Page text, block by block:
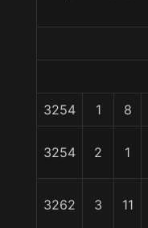
3254 1 8
3254 2 1
3262 3 11